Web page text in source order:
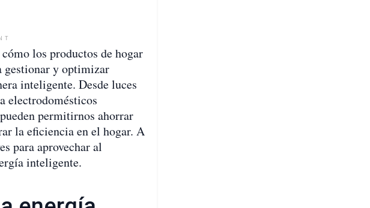
los productos de hogar
gestionar y optimizar
inteligente. Desde luces
electrodomésticos
permitirnos ahorrar
la eficiencia en el hogar. A
para aprovechar al
inteligente.